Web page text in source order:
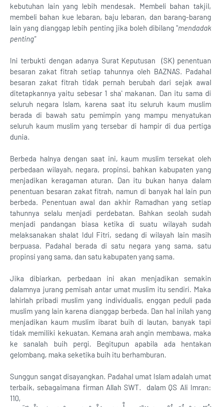
kebutuhan lain yang lebih mendesak. Membeli bahan takjil,
membeli bahan kue lebaran, baju lebaran, dan barang-barang
lain yang dianggap lebih penting jika boleh dibilang "mendadak
penting"
Ini terbukti dengan adanya Surat Keputusan (SK) penentuan
besaran zakat fitrah setiap tahunnya oleh BAZNAS. Padahal
besaran zakat fitrah tidak pernah berubah dari sejak awal
ditetapkannya yaitu sebesar 1 sha' makanan. Dan itu sama di
seluruh negara Islam, karena saat itu seluruh kaum muslim
berada di bawah satu pemimpin yang mampu menyatukan
seluruh kaum muslim yang tersebar di hampir di dua pertiga
dunia.
Berbeda halnya dengan saat ini, kaum muslim tersekat oleh
perbedaan wilayah, negara, propinsi, bahkan kabupaten yang
menjadikan keragaman aturan. Dan itu bukan hanya dalam
penentuan besaran zakat fitrah, namun di banyak hal lain pun
berbeda. Penentuan awal dan akhir Ramadhan yang setiap
tahunnya selalu menjadi perdebatan. Bahkan seolah sudah
menjadi pandangan biasa ketika di suatu wilayah sudah
melaksanakan shalat Idul Fitri, sedang di wilayah lain masih
berpuasa. Padahal berada di satu negara yang sama, satu
propinsi yang sama, dan satu kabupaten yang sama.
Jika dibiarkan, perbedaan ini akan menjadikan semakin
dalamnya jurang pemisah antar umat muslim itu sendiri. Maka
lahirlah pribadi muslim yang individualis, enggan peduli pada
muslim yang lain karena dianggap berbeda. Dan hal inilah yang
menjadikan kaum muslim ibarat buih di lautan, banyak tapi
tidak memiliki kekuatan. Kemana arah angin membawa, maka
ke sanalah buih pergi. Begitupun apabila ada hentakan
gelombang, maka seketika buih itu berhamburan.
Sunggun sangat disayangkan. Padahal umat Islam adalah umat
terbaik, sebagaimana firman Allah SWT. dalam QS Ali Imran:
110,